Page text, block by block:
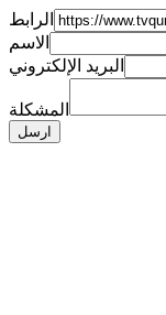
الرابط
الاسم
البريد الإلكتروني
المشكلة
ارسل